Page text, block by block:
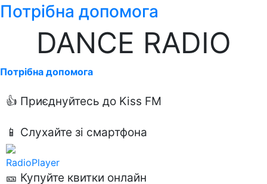
Потрібна допомога
DANCE RADIO
Потрібна допомога
👍 Приєднуйтесь до Kiss FM
📱 Слухайте зі смартфона
RadioPlayer
🎫 Купуйте квитки онлайн